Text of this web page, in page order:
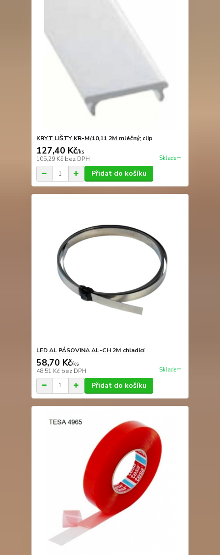
KRYT LIŠTY KR-M/10,11 2M mléčný; clip
127,40 Kč/ks
105,29 Kč bez DPH Skladem
Přidat do košíku
LED AL PÁSOVINA AL-CH 2M chladící
58,70 Kč/ks
48,51 Kč bez DPH Skladem
Přidat do košíku